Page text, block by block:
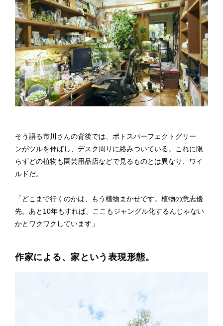
そう語る市川さんの背後では、ポトスパーフェクトグリー
ン がツルを伸ばし、デスク周りに絡みついている。これに限
らずどの植物も園芸用品店などで見るものとは異なり、ワイ
ルドだ。
「どこまで行くのかは、もう植物まかせです。植物の意志優
先。あと10年もすれば、ここもジャングル化するんじゃない
かとワクワクしています」
作家による、家という表現形態。